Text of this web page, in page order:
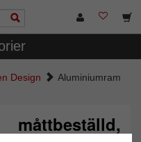
Design
Aluminiumram